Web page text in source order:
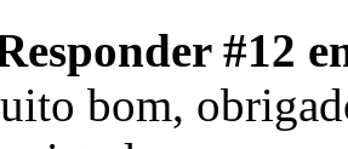
#12
bom,